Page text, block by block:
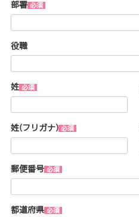
部署
役職
姓
姓(フリガナ)
郵便番号
都道府県